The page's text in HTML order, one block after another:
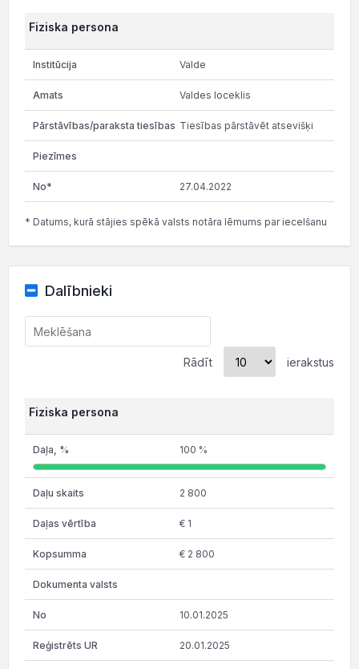
Fiziska persona
Valde
Valdes loceklis
Tiesības pārstāvēt atsevišķi
27.04.2022
* Datums, kurā stājies spēkā valsts notāra lēmums par iecelšanu
Dalībnieki
Rādīt ierakstus
Fiziska persona
100 %
2 800
€ 1
€ 2 800
10.01.2025
20.01.2025